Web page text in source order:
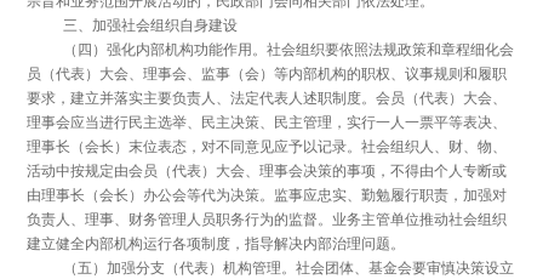
三、加强社会组织自身建设
（四）强化内部机构功能作用。社会组织要依照法规政策和章程细化会
员（代表）大会、理事会、监事（会）等内部机构的职权、议事规则和履职
要求，建立并落实主要负责人、法定代表人述职制度。会员（代表）大会、
理事会应当进行民主选举、民主决策、民主管理，实行一人一票平等表决、
理事长（会长）末位表态，对不同意见应予以记录。社会组织人、财、物、
活动中按规定由会员（代表）大会、理事会决策的事项，不得由个人专断或
由理事长（会长）办公会等代为决策。监事应忠实、勤勉履行职责，加强对
负责人、理事、财务管理人员职务行为的监督。业务主管单位推动社会组织
建立健全内部机构运行各项制度，指导解决内部治理问题。
（五）加强分支（代表）机构管理。社会团体、基金会要审慎决策设立